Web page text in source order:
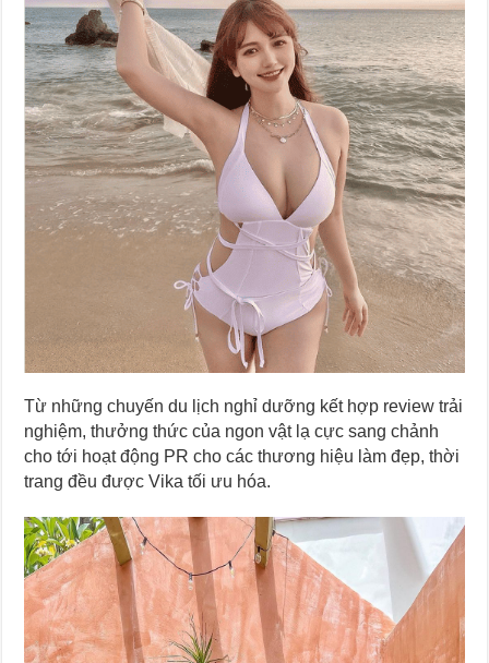
Từ những chuyến du lịch nghỉ dưỡng kết hợp review trải
nghiệm, thưởng thức của ngon vật lạ cực sang chảnh
cho tới hoạt động PR cho các thương hiệu làm đẹp, thời
trang đều được Vika tối ưu hóa.